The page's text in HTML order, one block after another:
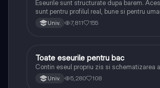
Eseurile sunt structurate dupa barem.
sunt pentru profilul real, bune si pentru
lipsesc relatiile dintre personaje si
Univ. 7,811 155
Limba și literatura română
Toate eseurile pentru bac
Contin eseul propriu zis si schematizarea
Univ. 5,280 108